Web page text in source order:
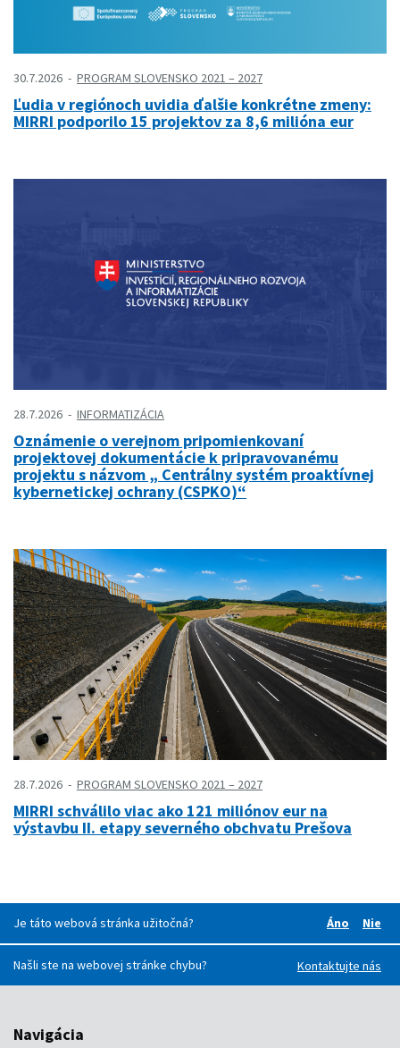
30.7.2026 PROGRAM SLOVENSKO 2021 – 2027
Ľudia v regiónoch uvidia ďalšie konkrétne zmeny:
MIRRI podporilo 15 projektov za 8,6 milióna eur
28.7.2026 INFORMATIZÁCIA
Oznámenie o verejnom pripomienkovaní
projektovej dokumentácie k pripravovanému
projektu s názvom „ Centrálny systém proaktívnej
kybernetickej ochrany (CSPKO)“
28.7.2026 PROGRAM SLOVENSKO 2021 – 2027
MIRRI schválilo viac ako 121 miliónov eur na
výstavbu II. etapy severného obchvatu Prešova
Je táto webová stránka užitočná?
Áno
Nie
Našli ste na webovej stránke chybu?
Kontaktujte nás
Navigácia